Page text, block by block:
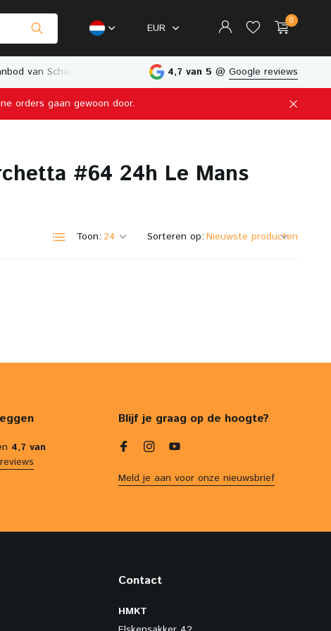
EUR
Account aanmaken
0
van Schaalmodellen Fysieke Winkel in Nederland
4,7 van 5 @ Google reviews
orders gaan gewoon door.
#64 24h Le Mans
Toon: Sorteren op:
4,7 van
Blijf je graag op de hoogte?
Meld je aan voor onze nieuwsbrief
Contact
HMKT